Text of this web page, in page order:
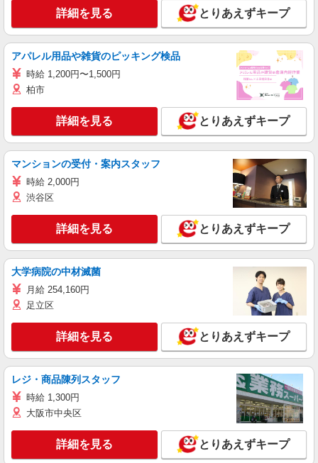
詳細を見る とりあえずキープ
アパレル用品や雑貨のピッキング検品
時給 1,200円〜1,500円
柏市
詳細を見る とりあえずキープ
マンションの受付・案内スタッフ
時給 2,000円
渋谷区
詳細を見る とりあえずキープ
大学病院の中材滅菌
月給 254,160円
足立区
詳細を見る とりあえずキープ
レジ・商品陳列スタッフ
時給 1,300円
大阪市中央区
詳細を見る とりあえずキープ